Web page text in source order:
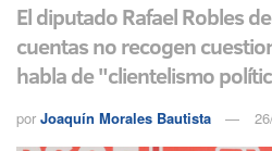
El diputado Rafael Robles
cuentas no recogen
habla de "clientelismo
por Joaquín Morales Bautista